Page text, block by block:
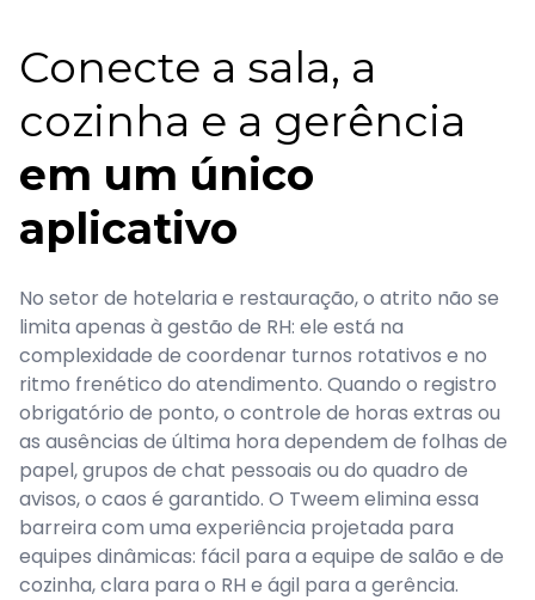
Conecte a sala, a
cozinha e a gerência
em um único
aplicativo
No setor de hotelaria e restauração, o atrito não se
limita apenas à gestão de RH: ele está na
complexidade de coordenar turnos rotativos e no
ritmo frenético do atendimento. Quando o registro
obrigatório de ponto, o controle de horas extras ou
as ausências de última hora dependem de folhas de
papel, grupos de chat pessoais ou do quadro de
avisos, o caos é garantido. O Tweem elimina essa
barreira com uma experiência projetada para
equipes dinâmicas: fácil para a equipe de salão e de
cozinha, clara para o RH e ágil para a gerência.